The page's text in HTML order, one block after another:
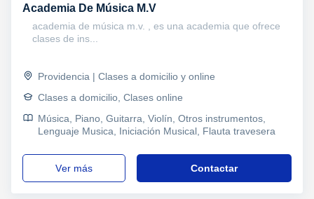
Academia De Música M.V
academia de música m.v. , es una academia que ofrece
clases de ins...
Providencia | Clases a domicilio y online
Clases a domicilio, Clases online
Música, Piano, Guitarra, Violín, Otros instrumentos,
Lenguaje Musica, Iniciación Musical, Flauta travesera
ver más Contactar